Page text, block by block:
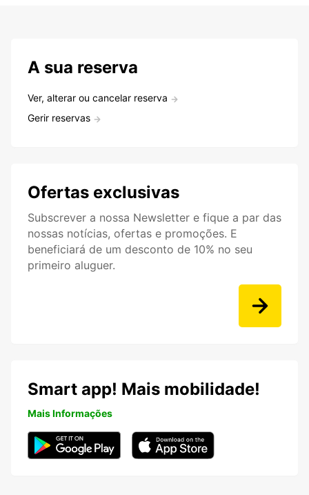
A sua reserva
Ver, alterar ou cancelar reserva
Gerir reservas
Ofertas exclusivas
Subscrever a nossa Newsletter e fique a par das
nossas notícias, ofertas e promoções. E
beneficiará de um desconto de 10% no seu
primeiro aluguer.
Smart app! Mais mobilidade!
Mais Informações